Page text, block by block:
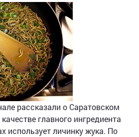
рассказали о Саратовском
главного ингредиента
использует личинку жука. По